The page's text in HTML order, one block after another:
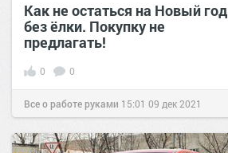
Как не остаться на Новый год
без ёлки. Покупку не
предлагать!
0 0
Все о работе руками 15:01 09 дек 2021